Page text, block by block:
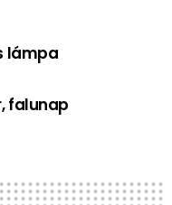
lámpa
falunap